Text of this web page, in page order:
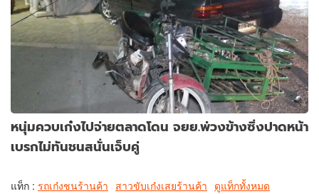
หนุ่มควบเก๋งไปจ่ายตลาดโดน จยย.พ่วงข้างซิ่งปาดหน้า
เบรกไม่ทันชนสนั่นเจ็บคู่
แท็ก : รถเก๋งชนร้านค้า สาวขับเก๋งเสยร้านค้า ดูแท็กทั้งหมด